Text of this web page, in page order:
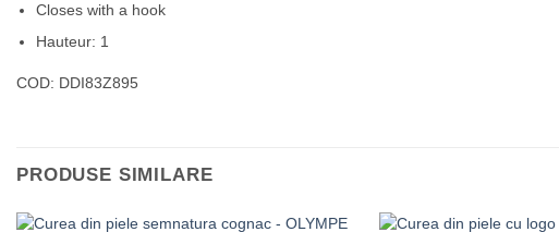
Closes with a hook
Hauteur: 1
COD: DDI83Z895
PRODUSE SIMILARE
+ +